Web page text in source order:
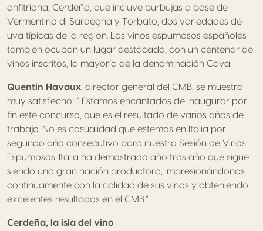
anfitriona, Cerdeña, que incluye burbujas a base de
Vermentino di Sardegna y Torbato, dos variedades de
uva típicas de la región. Los vinos espumosos españoles
también ocupan un lugar destacado, con un centenar de
vinos inscritos, la mayoría de la denominación Cava.
Quentin Havaux , director general del CMB, se muestra
muy satisfecho: ” Estamos encantados de inaugurar por
fin este concurso, que es el resultado de varios años de
trabajo. No es casualidad que estemos en Italia por
segundo año consecutivo para nuestra Sesión de Vinos
Espumosos. Italia ha demostrado año tras año que sigue
siendo una gran nación productora, impresionándonos
continuamente con la calidad de sus vinos y obteniendo
excelentes resultados en el CMB.”
Cerdeña, la isla del vino